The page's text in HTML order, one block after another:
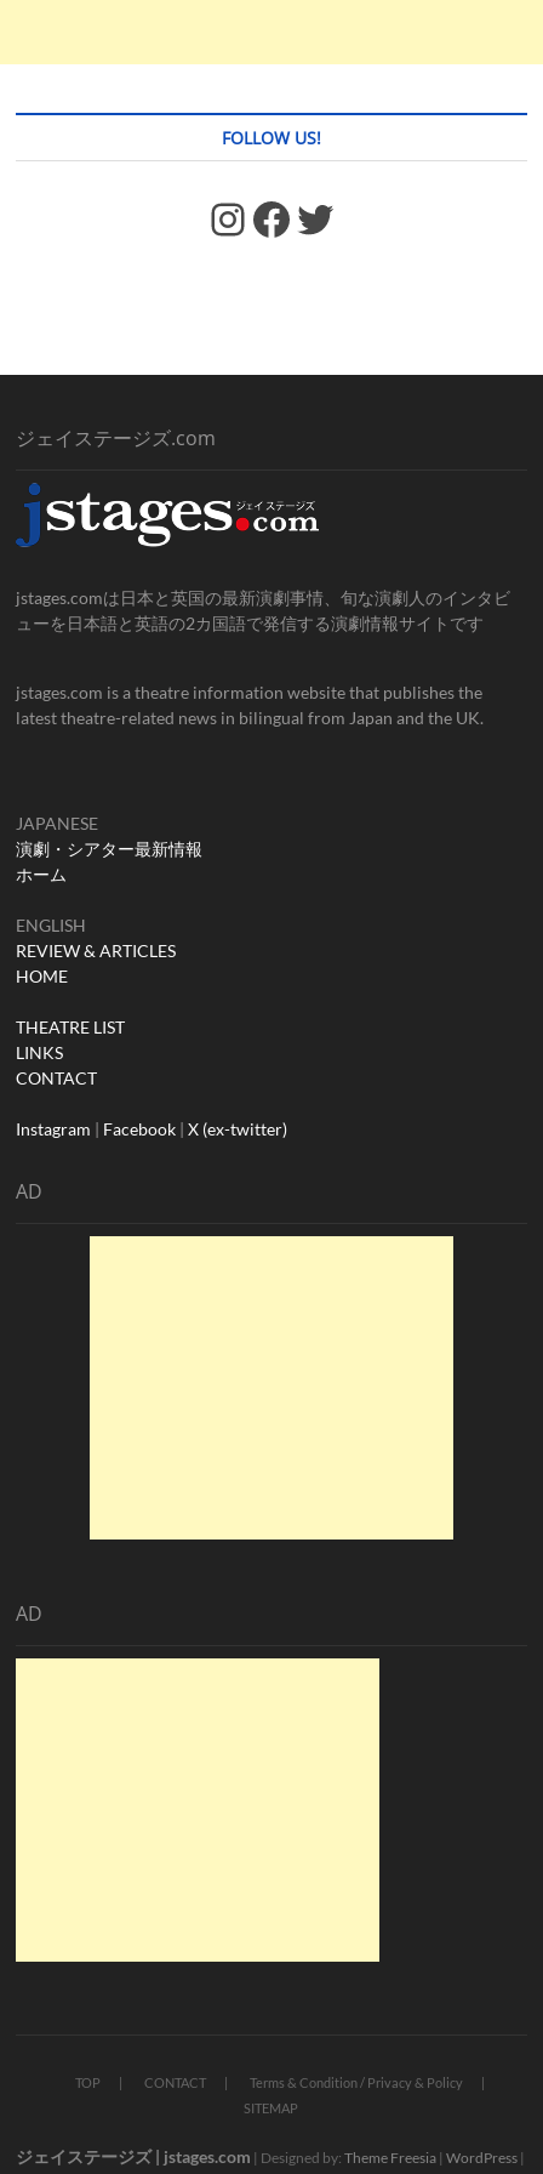
FOLLOW US!
https://www.facebook.com/jstages/ Facebook Twitter
ジェイステージズ.com
jstages.comは日本と英国の最新演劇事情、旬な演劇人のインタビ
ューを日本語と英語の2カ国語で発信する演劇情報サイトです
jstages.com is a theatre information website that publishes the
latest theatre-related news in bilingual from Japan and the UK.
JAPANESE
演劇・シアター最新情報
ホーム
ENGLISH
REVIEW & ARTICLES
HOME
THEATRE LIST
LINKS
CONTACT
Instagram | Facebook |X (ex-twitter)
AD
AD
TOP CONTACT
Terms & Condition / Privacy & Policy
SITEMAP
ジェイステージズ | jstages.com | Designed by:Theme Freesia |WordPress |